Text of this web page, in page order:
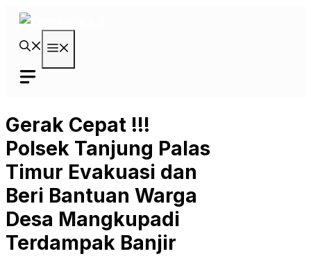
Langsung
Gerak Cepat !!!
Polsek Tanjung Palas
Timur Evakuasi dan
Beri Bantuan Warga
Desa Mangkupadi
Terdampak Banjir